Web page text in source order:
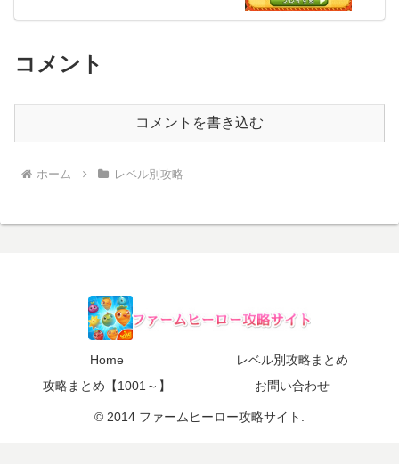
コメント
コメントを書き込む
ホーム レベル別攻略
Home
レベル別攻略まとめ
攻略まとめ【1001～】
お問い合わせ
© 2014 ファームヒーロー攻略サイト.